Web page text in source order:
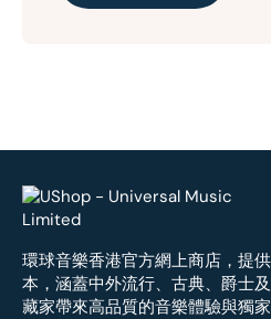
環球音樂香港官方網上商店，提
本，涵蓋中外流行、古典、爵士
藏家帶來高品質的音樂體驗與獨家